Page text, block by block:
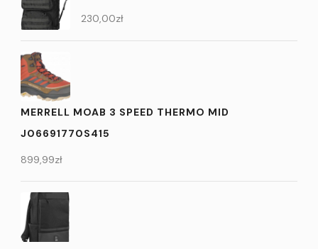
230,00zł
MERRELL MOAB 3 SPEED THERMO MID
J06691770S415
899,99zł